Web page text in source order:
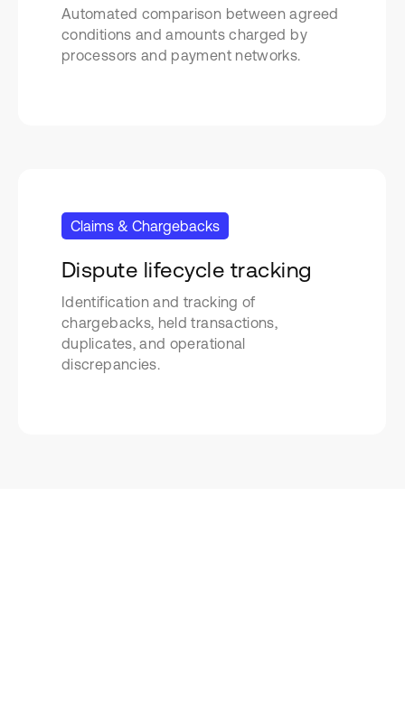
Automated comparison between agreed
conditions and amounts charged by
processors and payment networks.
Claims & Chargebacks
Dispute lifecycle tracking
Identification and tracking of
chargebacks, held transactions,
duplicates, and operational
discrepancies.